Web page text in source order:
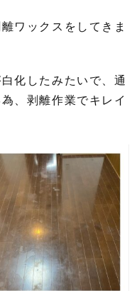
ワックスをしてきま
化したみたいで、通
、剥離作業でキレイ